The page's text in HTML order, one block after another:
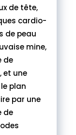
de tête,
cardio-
de peau
mine,
de
et une
plan
par une
de